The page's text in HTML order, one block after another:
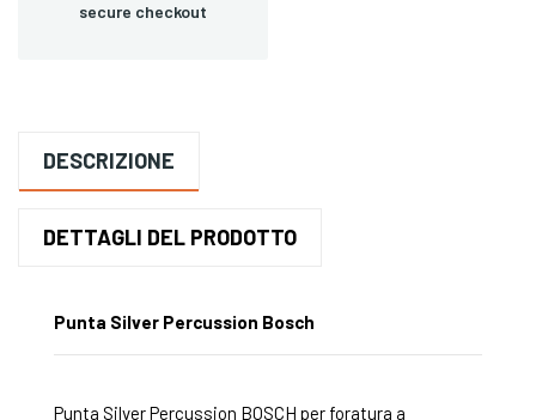
secure checkout
DESCRIZIONE
DETTAGLI DEL PRODOTTO
Punta Silver Percussion Bosch
Punta Silver Percussion BOSCH per foratura a